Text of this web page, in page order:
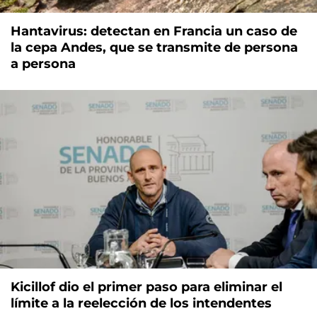
Hantavirus: detectan en Francia un caso de
la cepa Andes, que se transmite de persona
a persona
Kicillof dio el primer paso para eliminar el
límite a la reelección de los intendentes